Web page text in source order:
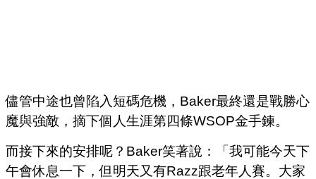
儘管中途也曾陷入短碼危機，Baker最終還是戰勝心
魔與強敵，摘下個人生涯第四條WSOP金手鍊。
而接下來的安排呢？Baker笑著說：「我可能今天下
午會休息一下，但明天又有Razz跟老年人賽。大家